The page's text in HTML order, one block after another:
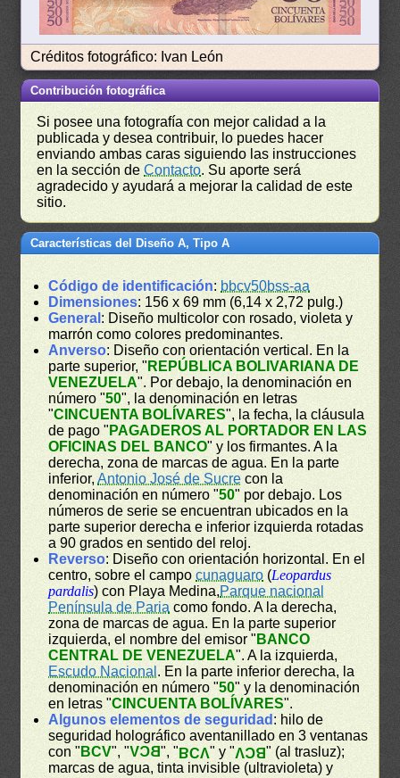
Créditos fotográfico: Ivan León
Contribución fotográfica
Si posee una fotografía con mejor calidad a la
publicada y desea contribuir, lo puedes hacer
enviando ambas caras siguiendo las instrucciones
en la sección deContacto. Su aporte será
agradecido y ayudará a mejorar la calidad de este
sitio.
Características del Diseño A, Tipo A
Código de identificación: bbcv50bss-aa
Dimensiones: 156 x 69 mm (6,14 x 2,72 pulg.)
General : Diseño multicolor con rosado, violeta y
marrón como colores predominantes.
Anverso: Diseño con orientación vertical. En la
parte superior, " REPÚBLICA BOLIVARIANA DE
VENEZUELA". Por debajo, la denominación en
número "50", la denominación en letras
"CINCUENTA BOLÍVARES", la fecha, la cláusula
de pago " PAGADEROS AL PORTADOR EN LAS
OFICINAS DEL BANCO" y los firmantes. A la
derecha, zona de marcas de agua. En la parte
inferior,Antonio José de Sucre con la
denominación en número "50" por debajo. Los
números de serie se encuentran ubicados en la
parte superior derecha e inferior izquierda rotadas
a 90 grados en sentido del reloj.
Reverso: Diseño con orientación horizontal. En el
centro, sobre el campocunaguaro (Leopardus
pardalis) con Playa Medina,Parque nacional
Península de Paria como fondo. A la derecha,
zona de marcas de agua. En la parte superior
izquierda, el nombre del emisor " BANCO
CENTRAL DE VENEZUELA". A la izquierda,
Escudo Nacional . En la parte inferior derecha, la
denominación en número "50" y la denominación
en letras "CINCUENTA BOLÍVARES".
Algunos elementos de seguridad : hilo de
seguridad holográfico aventanillado en 3 ventanas
con " BCV", "BCV", "BCV" y "BCV" (al trasluz);
marcas de agua, tinta invisible (ultravioleta) y